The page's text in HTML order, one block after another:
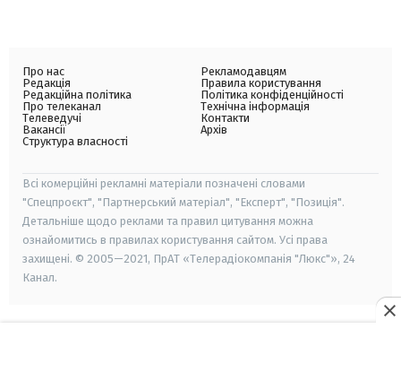
Про нас
Редакція
Редакційна політика
Про телеканал
Телеведучі
Вакансії
Структура власності
Рекламодавцям
Правила користування
Політика конфіденційності
Технічна інформація
Контакти
Архів
Всі комерційні рекламні матеріали позначені словами
"Спецпроєкт", "Партнерський матеріал", "Експерт", "Позиція".
Детальніше щодо реклами та правил цитування можна
ознайомитись в правилах користування сайтом. Усі права
захищені. © 2005—2021, ПрАТ «Телерадіокомпанія "Люкс"», 24
Канал.